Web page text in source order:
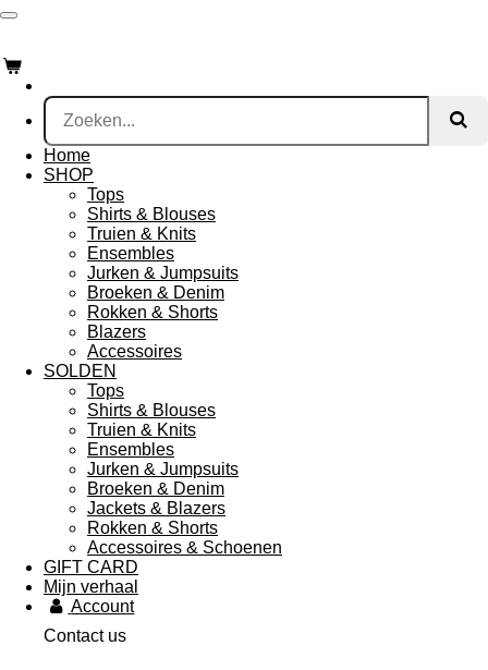
Ga
naar
de
hoofdinhoud
Home
SHOP
Tops
Shirts & Blouses
Truien & Knits
Ensembles
Jurken & Jumpsuits
Broeken & Denim
Rokken & Shorts
Blazers
Accessoires
SOLDEN
Tops
Shirts & Blouses
Truien & Knits
Ensembles
Jurken & Jumpsuits
Broeken & Denim
Jackets & Blazers
Rokken & Shorts
Accessoires & Schoenen
GIFT CARD
Mijn verhaal
Account
Contact us